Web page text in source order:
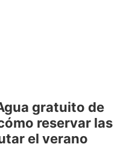
gratuito de
reservar las
el verano